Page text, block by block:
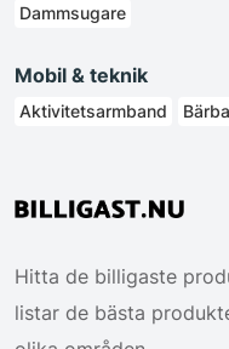
Dammsugare
Mobil & teknik
Aktivitetsarmband
Hitta de billigaste
listar de bästa